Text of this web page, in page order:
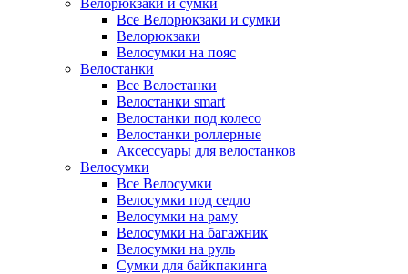
Велорюкзаки и сумки
Все Велорюкзаки и сумки
Велорюкзаки
Велосумки на пояс
Велостанки
Все Велостанки
Велостанки smart
Велостанки под колесо
Велостанки роллерные
Аксессуары для велостанков
Велосумки
Все Велосумки
Велосумки под седло
Велосумки на раму
Велосумки на багажник
Велосумки на руль
Сумки для байкпакинга